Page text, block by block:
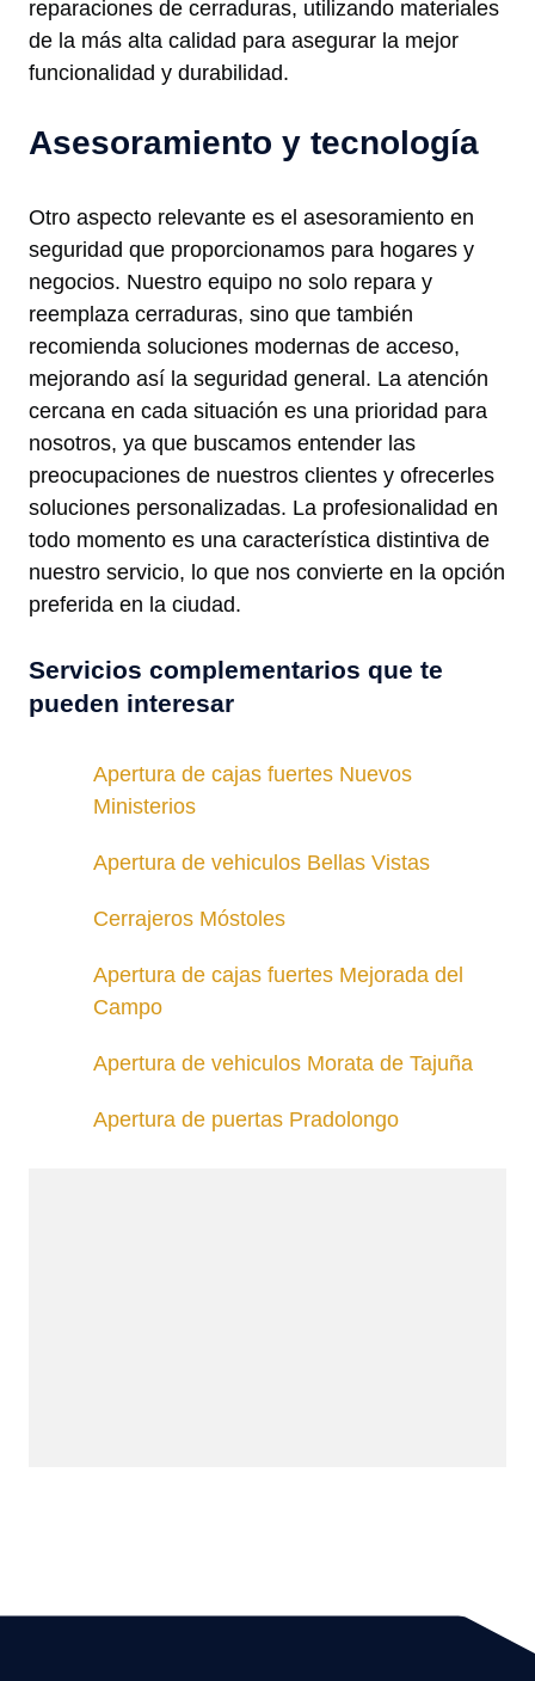
reparaciones de cerraduras, utilizando materiales
de la más alta calidad para asegurar la mejor
funcionalidad y durabilidad.
Asesoramiento y tecnología
Otro aspecto relevante es el asesoramiento en
seguridad que proporcionamos para hogares y
negocios. Nuestro equipo no solo repara y
reemplaza cerraduras, sino que también
recomienda soluciones modernas de acceso,
mejorando así la seguridad general. La atención
cercana en cada situación es una prioridad para
nosotros, ya que buscamos entender las
preocupaciones de nuestros clientes y ofrecerles
soluciones personalizadas. La profesionalidad en
todo momento es una característica distintiva de
nuestro servicio, lo que nos convierte en la opción
preferida en la ciudad.
Servicios complementarios que te
pueden interesar
Apertura de cajas fuertes Nuevos
Ministerios
Apertura de vehiculos Bellas Vistas
Cerrajeros Móstoles
Apertura de cajas fuertes Mejorada del
Campo
Apertura de vehiculos Morata de Tajuña
Apertura de puertas Pradolongo